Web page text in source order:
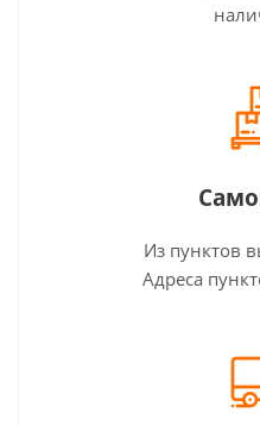
Из пунктов
Адреса